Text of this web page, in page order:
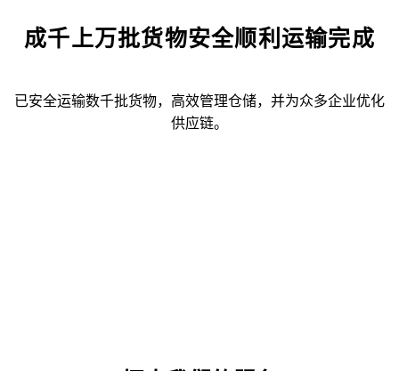
成千上万批货物安全顺利运输完成
已安全运输数千批货物，高效管理仓储，并为众多企业优化
供应链。